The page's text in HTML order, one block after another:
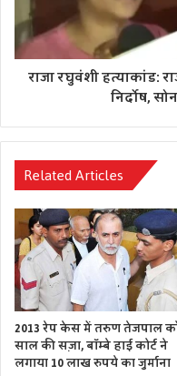
राजा रघुवंशी हत्याकांड:
निर्दोष,
Related Articles
2013 रेप केस में तरुण तेजपाल
साल की सज़ा, बॉम्बे हाई कोर्ट ने
लगाया 10 लाख रुपये का जुर्माना